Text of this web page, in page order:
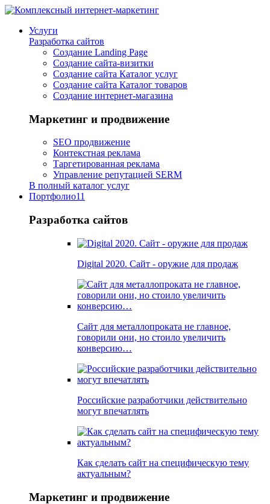
Услуги
Разработка сайтов
Создание Landing Page
Создание сайта-визитки
Создание сайта Каталог услуг
Создание сайта Каталог товаров
Создание интернет-магазина
Маркетинг и продвижение
SEO продвижение
Контекстная реклама
Таргетированная реклама
Управление репутацией SERM
В полный каталог услуг
Портфолио11
Разработка сайтов
Digital 2020. Сайт - оружие для продаж
Сайт для металлопроката не главное,
говорили они, но стоило увеличить
конверсию…
Российские разработчики действительно
могут впечатлять
Как сделать сайт на специфическую тему
актуальным?
Маркетинг и продвижение